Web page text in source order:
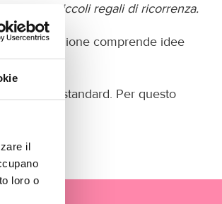
il
loro o
sia ai piccoli regali di ricorrenza.
La selezione comprende idee
soluzioni standard. Per questo